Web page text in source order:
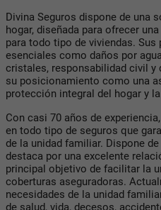
Divina Seguros dispone de una
hogar, diseñada para ofrecer
para todo tipo de viviendas.
esenciales como daños por
cristales, responsabilidad civil y
su posicionamiento como una
protección integral del hogar y
Con casi 70 años de experiencia,
en todo tipo de seguros que
de la unidad familiar. Dispone
destaca por una excelente
principal objetivo de facilitar la
coberturas aseguradoras.
necesidades de la unidad
de salud, vida, decesos,